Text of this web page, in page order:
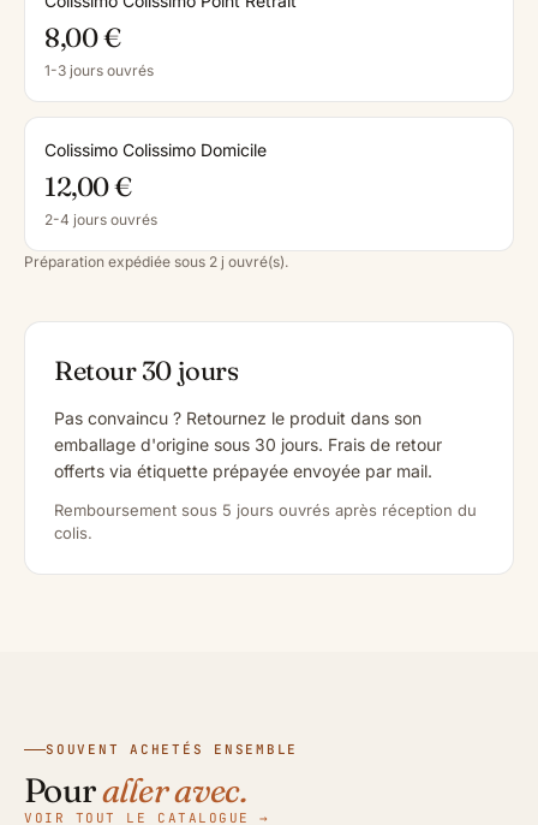
8,00 €
1-3 jours ouvrés
Colissimo Colissimo Domicile
12,00 €
2-4 jours ouvrés
Préparation expédiée sous 2 j ouvré(s).
Retour 30 jours
Pas convaincu ? Retournez le produit dans son
emballage d'origine sous 30 jours. Frais de retour
offerts via étiquette prépayée envoyée par mail.
Remboursement sous 5 jours ouvrés après réception du
colis.
SOUVENT ACHETÉS ENSEMBLE
Pouraller avec.
VOIR TOUT LE CATALOGUE →